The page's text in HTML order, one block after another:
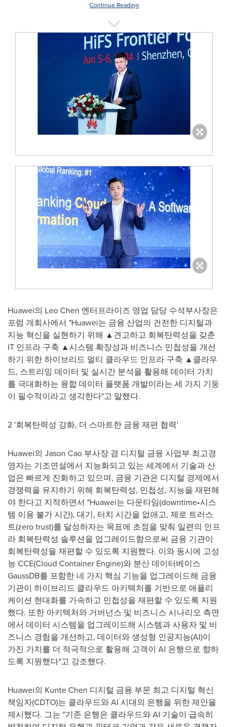
Continue Reading
Huawei의 Leo Chen 엔터프라이즈 영업 담당 수석부사장은
포럼 개회사에서 "Huawei는 금융 산업의 건전한 디지털과
지능 혁신을 실현하기 위해 ▲견고하고 회복탄력성을 갖춘
IT 인프라 구축 ▲시스템 확장성과 비즈니스 민첩성을 개선
하기 위한 하이브리드 멀티 클라우드 인프라 구축 ▲클라우
드, 스트리밍 데이터 및 실시간 분석을 활용해 데이터 가치
를 극대화하는 융합 데이터 플랫폼 개발이라는 세 가지 기둥
이 필수적이라고 생각한다"고 말했다.
2 '회복탄력성 강화, 더 스마트한 금융 재편 협력'
Huawei의 Jason Cao 부사장 겸 디지털 금융 사업부 최고경
영자는 기조연설에서 지능화되고 있는 세계에서 기술과 산
업은 빠르게 진화하고 있으며, 금융 기관은 디지털 경제에서
경쟁력을 유지하기 위해 회복탄력성, 민첩성, 지능을 재편해
야 한다고 지적하면서 "Huawei는 다운타임(downtime•시스
템 이용 불가 시간), 대기, 터치 시간을 없애고, 제로 트러스
트(zero trust)를 달성하자는 목표에 초점을 맞춰 일련의 인프
라 회복탄력성 솔루션을 업그레이드함으로써 금융 기관이
회복탄력성을 재편할 수 있도록 지원했다. 이와 동시에 고성
능 CCE(Cloud Container Engine)와 분산 데이터베이스
GaussDB를 포함한 네 가지 핵심 기능을 업그레이드해 금융
기관이 하이브리드 클라우드 아키텍처를 기반으로 애플리
케이션 현대화를 가속하고 민첩성을 재편할 수 있도록 지원
했다. 또한 아키텍처와 거버넌스 및 비즈니스 시나리오 측면
에서 데이터 시스템을 업그레이드해 시스템과 사용자 및 비
즈니스 경험을 개선하고, 데이터와 생성형 인공지능(AI)이
가진 가치를 더 적극적으로 활용해 고객이 AI 은행으로 향하
도록 지원했다"고 강조했다.
Huawei의 Kunte Chen 디지털 금융 부문 최고 디지털 혁신
책임자(CDTO)는 클라우드와 AI 시대의 은행을 위한 제안을
제시했다. 그는 "기존 은행은 클라우드와 AI 기술이 급속히